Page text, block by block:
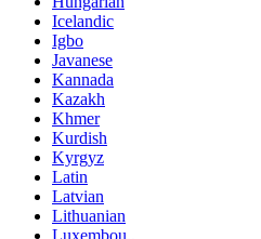
Icelandic
Igbo
Javanese
Kannada
Kazakh
Khmer
Kurdish
Kyrgyz
Latin
Latvian
Lithuanian
Luxembou..